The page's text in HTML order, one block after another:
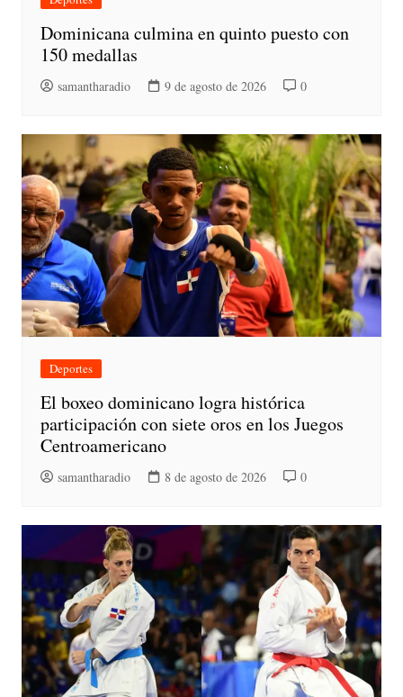
Dominicana culmina en quinto puesto con
150 medallas
samantharadio 9 de agosto de 2026 0
Deportes
El boxeo dominicano logra histórica
participación con siete oros en los Juegos
Centroamericano
samantharadio 8 de agosto de 2026 0